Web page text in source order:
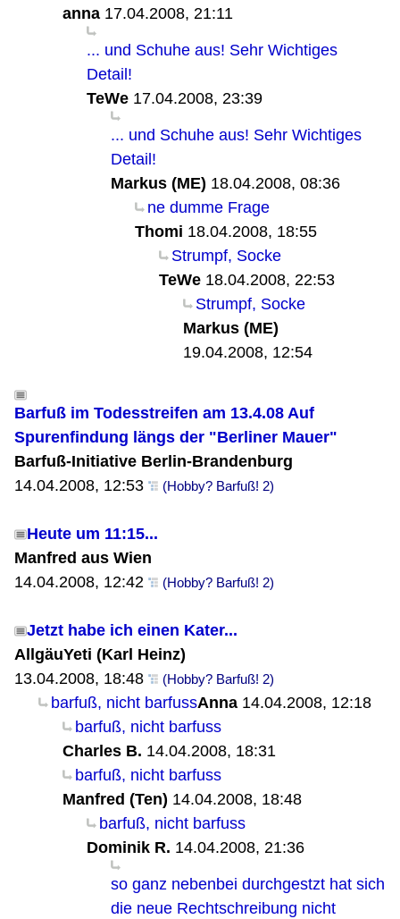
anna 17.04.2008, 21:11
... und Schuhe aus! Sehr Wichtiges
Detail!
TeWe 17.04.2008, 23:39
... und Schuhe aus! Sehr Wichtiges
Detail!
Markus (ME) 18.04.2008, 08:36
ne dumme Frage
Thomi 18.04.2008, 18:55
Strumpf, Socke
TeWe 18.04.2008, 22:53
Strumpf, Socke
Markus (ME)
19.04.2008, 12:54
Barfuß im Todesstreifen am 13.4.08 Auf
Spurenfindung längs der "Berliner Mauer"
Barfuß-Initiative Berlin-Brandenburg
14.04.2008, 12:53
(Hobby? Barfuß! 2)
Heute um 11:15...
Manfred aus Wien
14.04.2008, 12:42
(Hobby? Barfuß! 2)
Jetzt habe ich einen Kater...
AllgäuYeti (Karl Heinz)
13.04.2008, 18:48
(Hobby? Barfuß! 2)
barfuß, nicht barfussAnna 14.04.2008, 12:18
barfuß, nicht barfuss
Charles B. 14.04.2008, 18:31
barfuß, nicht barfuss
Manfred (Ten) 14.04.2008, 18:48
barfuß, nicht barfuss
Dominik R. 14.04.2008, 21:36
so ganz nebenbei durchgestzt hat sich
die neue Rechtschreibung nicht